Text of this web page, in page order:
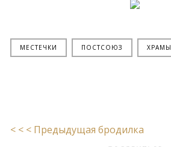
МЕСТЕЧКИ ПОСТСОЮЗ ХРАМЫ
< < < Предыдущая бродилка